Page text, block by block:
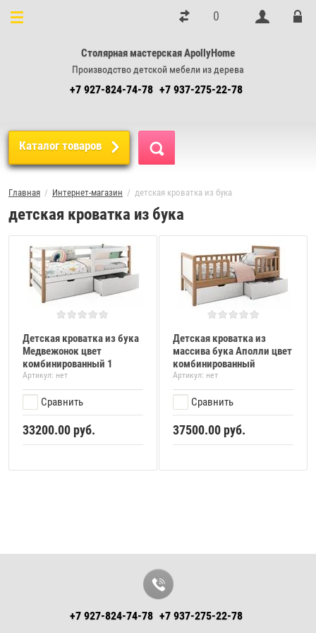
0
Столярная мастерская ApollyHome
Производство детской мебели из дерева
+7 927-824-74-78 +7 937-275-22-78
Каталог товаров
Главная
  /
Интернет-магазин
  /  детская кроватка из бука
детская кроватка из бука
Детская кроватка из бука
Медвежонок цвет
комбинированный 1
Артикул: нет
Сравнить
33200.00 руб.
Детская кроватка из
массива бука Аполли цвет
комбинированный
Артикул: нет
Сравнить
37500.00 руб.
+7 927-824-74-78 +7 937-275-22-78